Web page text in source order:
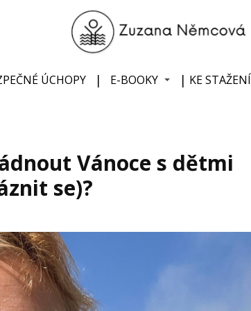
ÚCHOPY E-BOOKY KE STAŽENÍ
Vánoce s dětmi
se)?